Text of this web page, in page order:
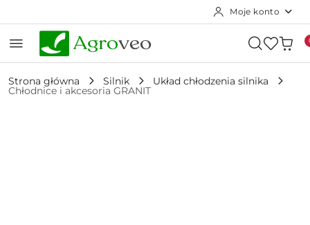
Moje konto
Strona główna Silnik Układ chłodzenia silnika
Chłodnice i akcesoria GRANIT